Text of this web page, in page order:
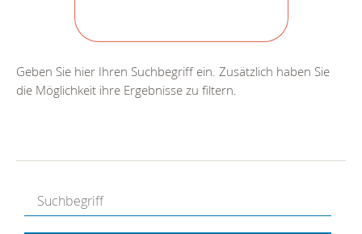
Geben Sie hier Ihren Suchbegriff ein. Zusätzlich haben Sie
die Möglichkeit ihre Ergebnisse zu filtern.